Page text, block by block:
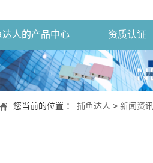
达人的产品中心 资质认证
您当前的位置 ： 捕鱼达人 > 新闻资讯